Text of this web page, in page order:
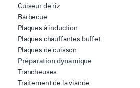
Cuiseur de riz
Barbecue
Plaques à induction
Plaques chauffantes buffet
Plaques de cuisson
Préparation dynamique
Trancheuses
Traitement de la viande